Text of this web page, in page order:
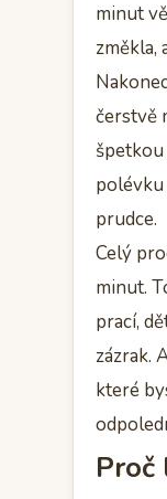
minut
změkla,
čerstvě
prudce.
Celý
minut.
prací,
zázrak.
které